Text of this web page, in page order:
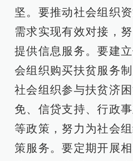
坚。要推动社会组织
需求实现有效对接，
提供信息服务。要建
会组织购买扶贫服务
社会组织参与扶贫济
免、信贷支持、行政
等政策，努力为社会
策服务。要定期开展